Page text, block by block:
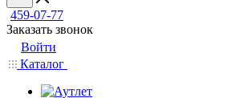
459-07-77
Заказать звонок
Войти
Каталог